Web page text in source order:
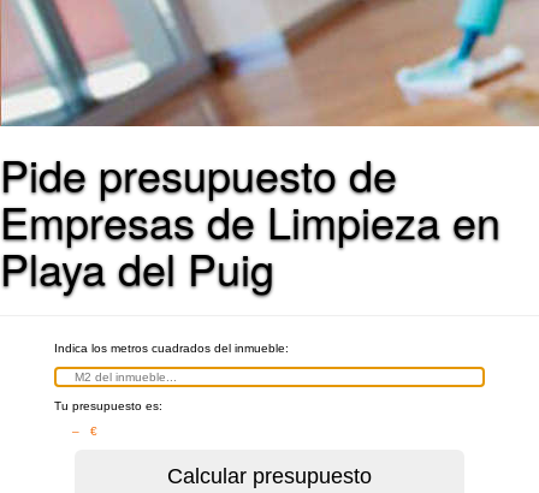
Pide presupuesto de
Empresas de Limpieza en
Playa del Puig
Indica los metros cuadrados del inmueble:
Tu presupuesto es:
– €